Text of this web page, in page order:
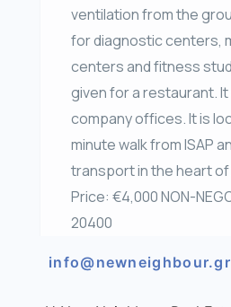
ventilation from the
for diagnostic centers,
centers and fitness
given for a restaurant.
company offices. It is
minute walk from ISAP
transport in the heart of
Price: €4,000 NON-
20400
info@newneighbour.gr